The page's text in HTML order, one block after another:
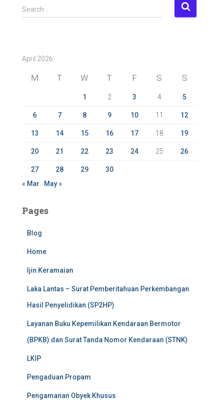
S
e
h
Search …
April 2026
M T W T F S S
1 2 3 4 5
6 7 8 9 10 11 12
13 14 15 16 17 18 19
20 21 22 23 24 25 26
27 28 29
30
« Mar
May »
Pages
Blog
Home
Ijin Keramaian
Laka Lantas – Surat Pemberitahuan Perkembangan
Hasil Penyelidikan (SP2HP)
Layanan Buku Kepemilikan Kendaraan Bermotor
(BPKB) dan Surat Tanda Nomor Kendaraan (STNK)
LKIP
Pengaduan Propam
Pengamanan Obyek Khusus